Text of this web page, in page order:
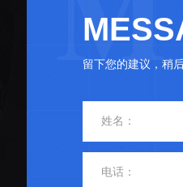
留下您的建议，稍